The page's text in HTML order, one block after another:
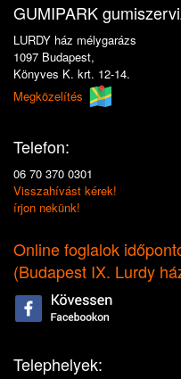
GUMIPARK
LURDY ház mélygarázs
1097 Budapest,
Könyves K. krt. 12-14.
Megközelítés
Telefon:
06 70 370 0301
Visszahívást kérek!
írjon nekünk!
Online foglalok
(Budapest IX. Lurdy
Telephelyek: